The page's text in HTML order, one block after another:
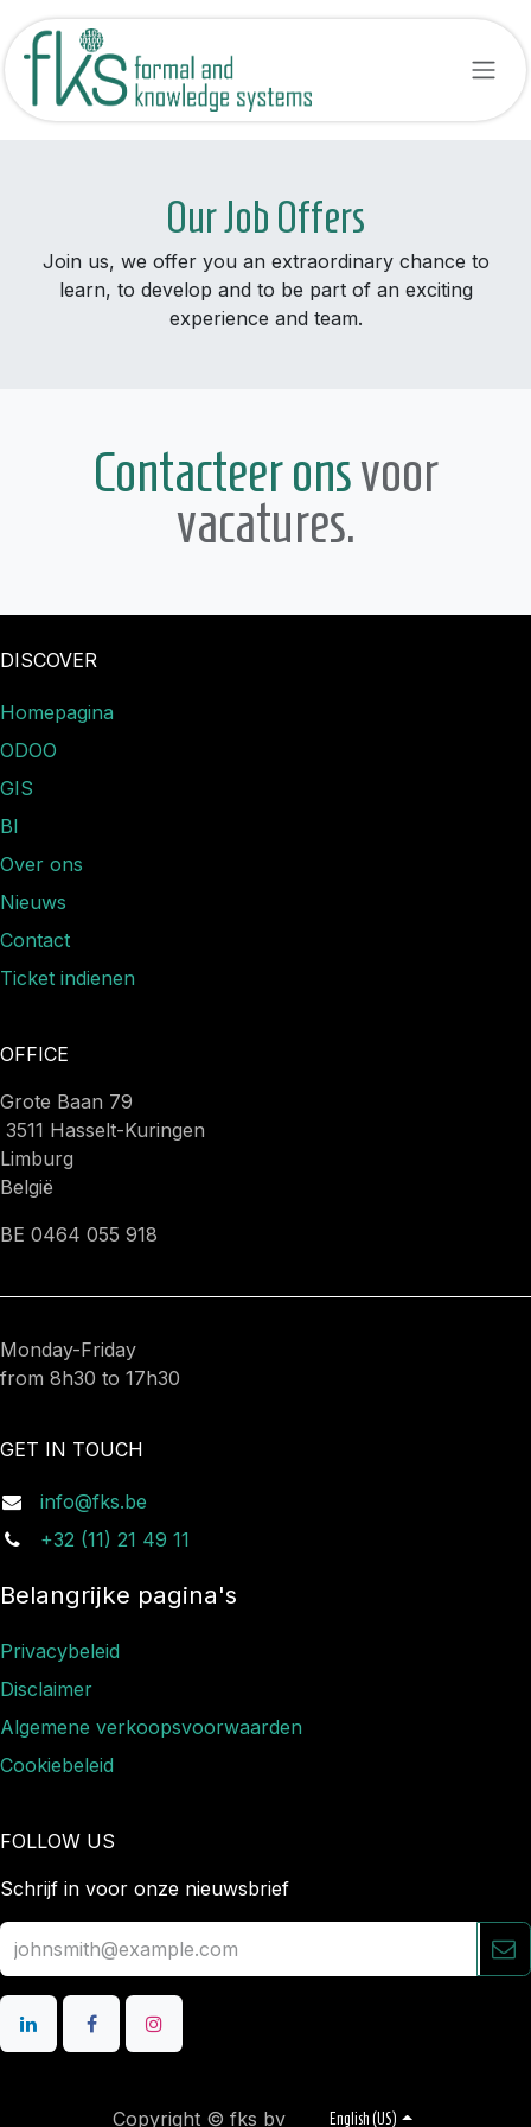
Skip to Content
Our Job Offers
Join us, we offer you an extraordinary chance to
learn, to develop and to be part of an exciting
experience and team.
Contacteer onsvoor
vacatures.
DISCOVER
Homepagina
ODOO
GIS
BI
Over ons
Nieuws​
Contact
Ticket indienen
OFFICE
Grote Baan 79
3511 Hasselt-Kuringen
Limburg
België
BE 0464 055 918
Monday-Friday
from 8h30 to 17h30
GET IN TOUCH
info@fks.be
+32 (11) 21 49 11
Belangrijke pagina's
Privacybeleid
Disclaimer
Algemene verkoopsvoorwaarden
Cookiebeleid
FOLLOW US
Schrijf in voor onze nieuwsbrief
Copyright © fks bv English (US)